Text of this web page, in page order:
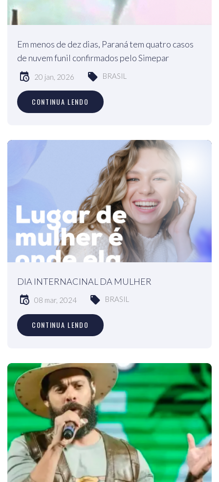
Em menos de dez dias, Paraná tem quatro casos
de nuvem funil confirmados pelo Simepar
20 jan, 2026 BRASIL
CONTINUA LENDO
DIA INTERNACINAL DA MULHER
08 mar, 2024 BRASIL
CONTINUA LENDO